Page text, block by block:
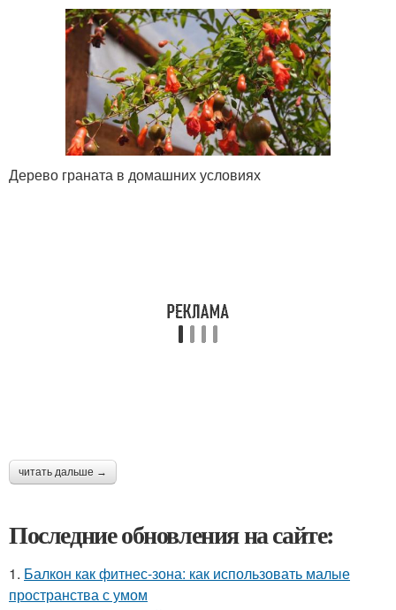
Дерево граната в домашних условиях
читать дальше →
Последние обновления на сайте:
1. Балкон как фитнес-зона: как использовать малые
пространства с умом